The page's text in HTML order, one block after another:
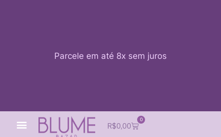
Parcele em até 8x sem juros
R$0,00
0